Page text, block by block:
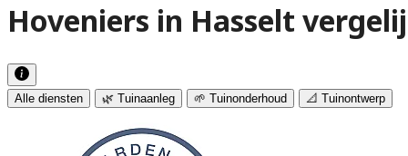
Hoveniers in Hasselt
Alle diensten 🌿 Tuinaanleg 🌱 Tuinonderhoud 📐 Tuinontwerp